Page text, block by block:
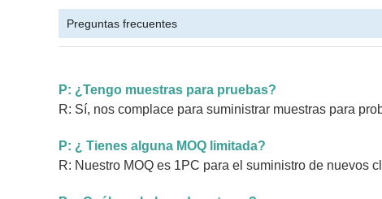
Preguntas frecuentes
P: ¿Tengo muestras para pruebas?
R: Sí, nos complace para suministrar muestras para
P: ¿ Tienes alguna MOQ limitada?
R: Nuestro MOQ es 1PC para el suministro de nuevos